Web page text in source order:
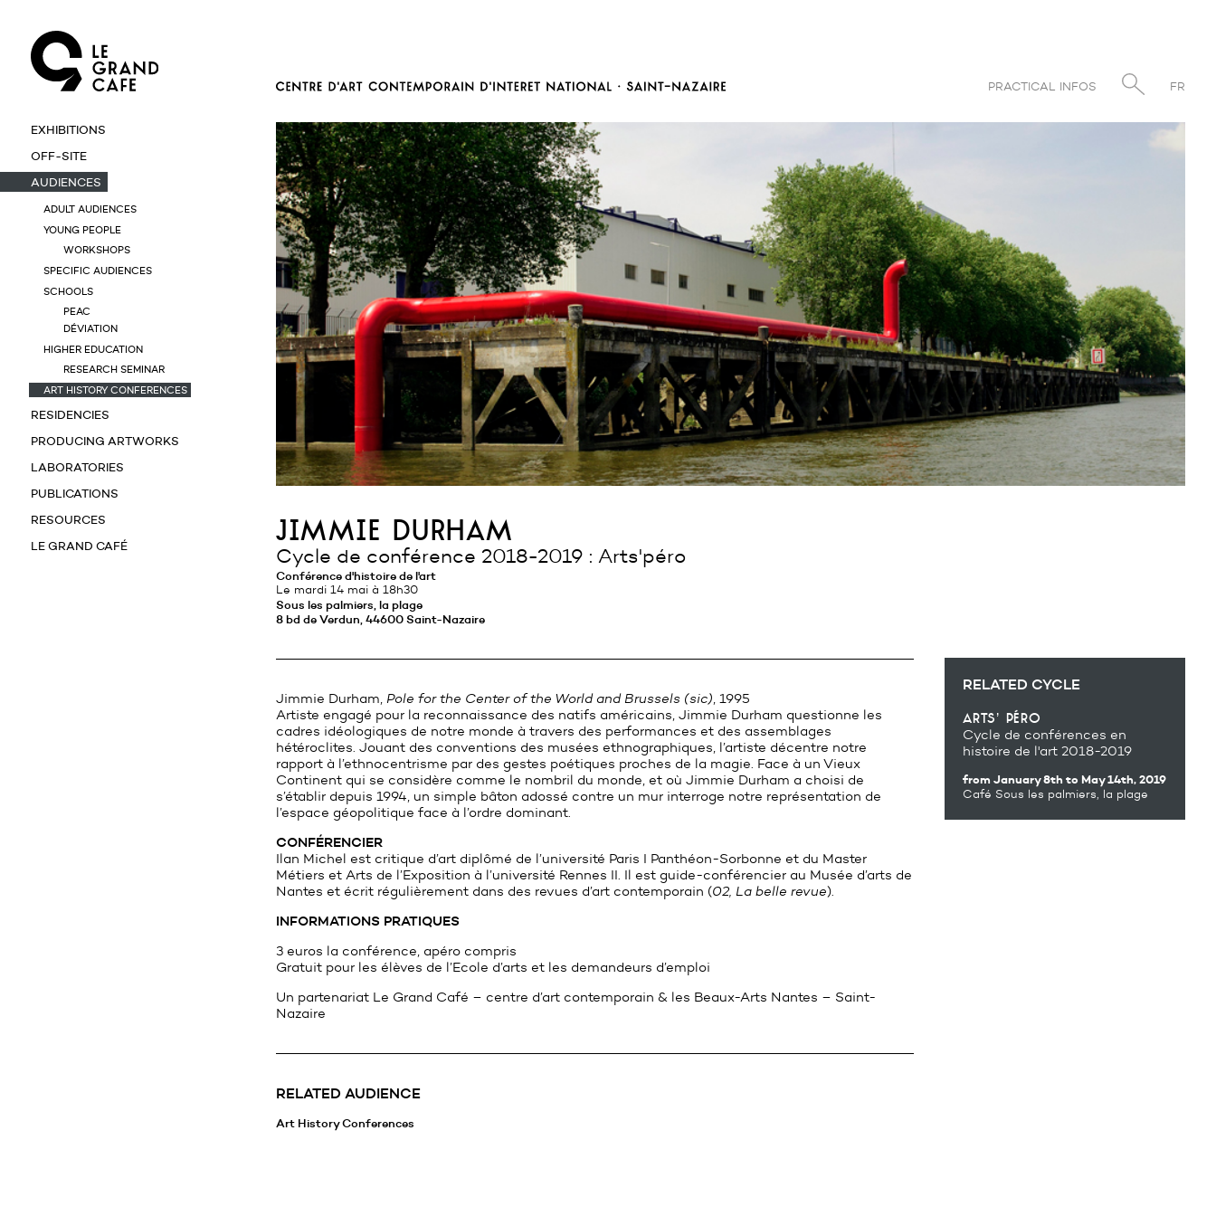
EXHIBITIONS
OFF-SITE
AUDIENCES
ADULT AUDIENCES
YOUNG PEOPLE
WORKSHOPS
SPECIFIC AUDIENCES
SCHOOLS
PEAC
DÉVIATION
HIGHER EDUCATION
RESEARCH SEMINAR
ART HISTORY CONFERENCES
RESIDENCIES
PRODUCING ARTWORKS
LABORATORIES
PUBLICATIONS
RESOURCES
LE GRAND CAFÉ
PRACTICAL INFOS FR
jimmie durham
Cycle de conférence 2018-2019 : Arts'péro
Conférence d'histoire de l'art
Le mardi 14 mai à 18h30
Sous les palmiers, la plage
8 bd de Verdun, 44600 Saint-Nazaire
RELATED CYCLE
arts’ péro
Cycle de conférences en
histoire de l'art 2018-2019
from January 8th to May 14th, 2019
Café Sous les palmiers, la plage
Jimmie Durham, Pole for the Center of the World and Brussels (sic), 1995
Artiste engagé pour la reconnaissance des natifs américains, Jimmie Durham questionne les
cadres idéologiques de notre monde à travers des performances et des assemblages
hétéroclites. Jouant des conventions des musées ethnographiques, l’artiste décentre notre
rapport à l’ethnocentrisme par des gestes poétiques proches de la magie. Face à un Vieux
Continent qui se considère comme le nombril du monde, et où Jimmie Durham a choisi de
s’établir depuis 1994, un simple bâton adossé contre un mur interroge notre représentation de
l’espace géopolitique face à l’ordre dominant.
CONFÉRENCIER
Ilan Michel est critique d’art diplômé de l’université Paris I Panthéon-Sorbonne et du Master
Métiers et Arts de l’Exposition à l’université Rennes II. Il est guide-conférencier au Musée d’arts de
Nantes et écrit régulièrement dans des revues d’art contemporain (02, La belle revue).
INFORMATIONS PRATIQUES
3 euros la conférence, apéro compris
Gratuit pour les élèves de l’Ecole d’arts et les demandeurs d’emploi
Un partenariat Le Grand Café – centre d’art contemporain & les Beaux-Arts Nantes – Saint-
Nazaire
RELATED AUDIENCE
Art History Conferences